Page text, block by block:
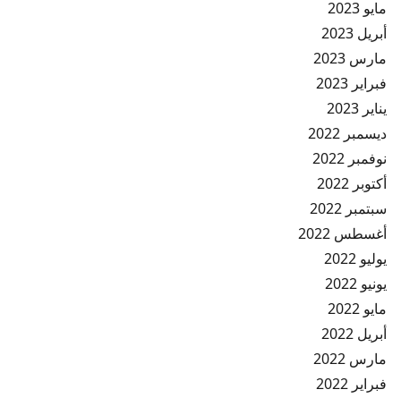
مايو 2023
أبريل 2023
مارس 2023
فبراير 2023
يناير 2023
ديسمبر 2022
نوفمبر 2022
أكتوبر 2022
سبتمبر 2022
أغسطس 2022
يوليو 2022
يونيو 2022
مايو 2022
أبريل 2022
مارس 2022
فبراير 2022